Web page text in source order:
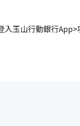
玉山行動銀行App>